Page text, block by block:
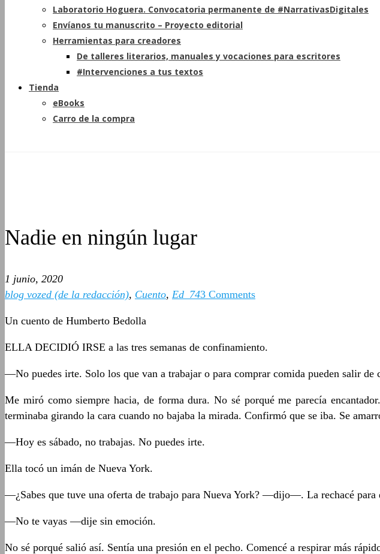
Laboratorio Hoguera. Convocatoria permanente de #NarrativasDigitales
Envíanos tu manuscrito – Proyecto editorial
Herramientas para creadores
De talleres literarios, manuales y vocaciones para escritores
#Intervenciones a tus textos
Tienda
eBooks
Carro de la compra
Nadie en ningún lugar
1 junio, 2020
blog vozed (de la redacción), Cuento, Ed_743 Comments
Un cuento de Humberto Bedolla
ELLA DECIDIÓ IRSE a las tres semanas de confinamiento.
—No puedes irte. Solo los que van a trabajar o para comprar comida pueden salir de
Me miró como siempre hacia, de forma dura. No sé porqué me parecía
terminaba girando la cara cuando no bajaba la mirada. Confirmó que se iba. Se
—Hoy es sábado, no trabajas. No puedes irte.
Ella tocó un imán de Nueva York.
—¿Sabes que tuve una oferta de trabajo para Nueva York? —dijo—. La rechacé
—No te vayas —dije sin emoción.
No sé porqué salió así. Sentía una presión en el pecho. Comencé a respirar más